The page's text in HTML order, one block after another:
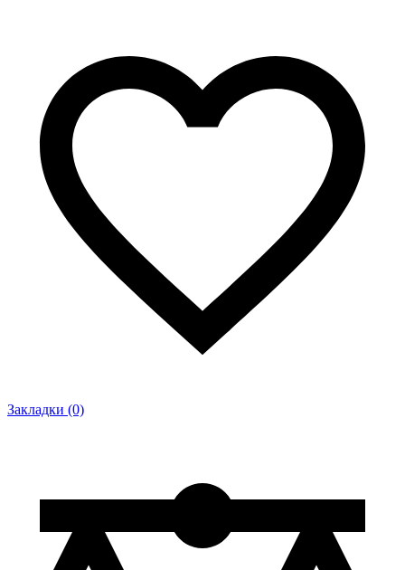
Закладки (0)